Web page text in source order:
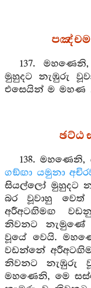
පඤ්චම
137.
මුහුදට නැඹුරු
එසෙයින් ම මහණ
ඡට්ඨ
138.
ගඞ්ඟා යමුනා
සියල්ලෝ මුහුදට
බර වූවාහු
අරීඅටඟිමඟ
නිවනට
වූයේ වෙයි.
වඩන්නේ
නිවනට නැඹුරු
මහණෙනි, මෙ